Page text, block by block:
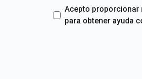
Acepto proporcionar
para obtener ayuda